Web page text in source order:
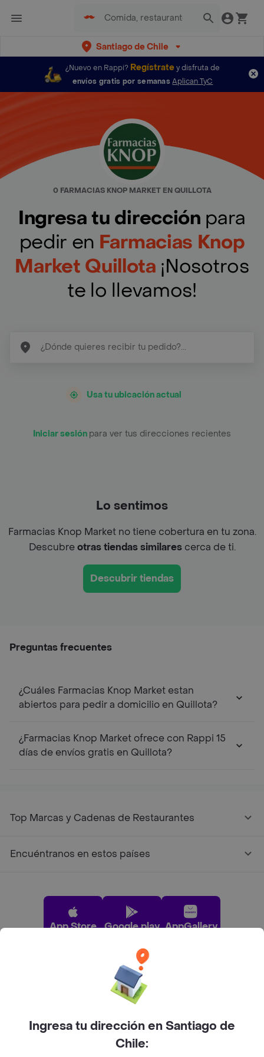
Santiago de Chile
¿Nuevo en Rappi? Regístratey disfruta de
envíos gratis por semanas Aplican TyC
0 FARMACIAS KNOP MARKET EN QUILLOTA
Ingresa tu dirección para
pedir en Farmacias Knop
Market Quillota ¡Nosotros
te lo llevamos!
Usa tu ubicación actual
Iniciar sesión para ver tus direcciones recientes
Lo sentimos
Farmacias Knop Market no tiene cobertura en tu zona.
Descubreotras tiendas similarescerca de ti.
Descubrir tiendas
Preguntas frecuentes
¿Cuáles Farmacias Knop Market estan
abiertos para pedir a domicilio en Quillota?
¿Farmacias Knop Market ofrece con Rappi 15
días de envíos gratis en Quillota?
Top Marcas y Cadenas de Restaurantes
Encuéntranos en estos países
App Store Google play AppGallery
Pide tu comida favorita cerca de ti
Categorías
Ingresa tu dirección en Santiago de
Chile: